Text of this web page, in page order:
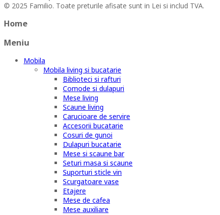
© 2025 Familio. Toate preturile afisate sunt in Lei si includ TVA.
Home
Meniu
Mobila
Mobila living si bucatarie
Biblioteci si rafturi
Comode si dulapuri
Mese living
Scaune living
Carucioare de servire
Accesorii bucatarie
Cosuri de gunoi
Dulapuri bucatarie
Mese si scaune bar
Seturi masa si scaune
Suporturi sticle vin
Scurgatoare vase
Etajere
Mese de cafea
Mese auxiliare